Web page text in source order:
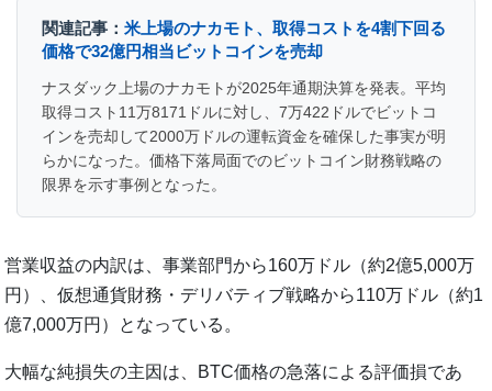
関連記事：米上場のナカモト、取得コストを4割下回る
価格で32億円相当ビットコインを売却
ナスダック上場のナカモトが2025年通期決算を発表。平均
取得コスト11万8171ドルに対し、7万422ドルでビットコ
インを売却して2000万ドルの運転資金を確保した事実が明
らかになった。価格下落局面でのビットコイン財務戦略の
限界を示す事例となった。
営業収益の内訳は、事業部門から160万ドル（約2億5,000万
円）、仮想通貨財務・デリバティブ戦略から110万ドル（約1
億7,000万円）となっている。
大幅な純損失の主因は、BTC価格の急落による評価損であ